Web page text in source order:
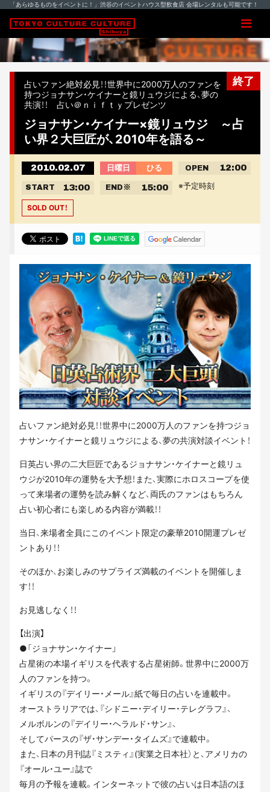
「あらゆるものをイベントに！」渋谷のイベントハウス型飲食店 会場レンタルも可能です！
終了
占いファン絶対必見！！世界中に2000万人のファンを
持つジョナサン・ケイナーと鏡リュウジによる、夢の
共演！！ 占い＠ｎｉｆｔｙプレゼンツ
ジョナサン・ケイナー×鏡リュウジ ～占
い界２大巨匠が、2010年を語る～
2010.02.07 日曜日 ひる OPEN 12:00
START 13:00 END ※ 15:00 ※予定時刻
SOLD OUT！
占いファン絶対必見！！世界中に2000万人のファンを持つジョ
ナサン・ケイナーと鏡リュウジによる、夢の共演対談イベント！
日英占い界の二大巨匠であるジョナサン・ケイナーと鏡リュ
ウジが2010年の運勢を大予想！また、実際にホロスコープを使
って来場者の運勢を読み解くなど、両氏のファンはもちろん
占い初心者にも楽しめる内容が満載！！
当日、来場者全員にこのイベント限定の豪華2010開運プレゼ
ントあり！！
そのほか、お楽しみのサプライズ満載のイベントを開催しま
す！！
お見逃しなく！！
【出演】
●「ジョナサン・ケイナー」
占星術の本場イギリスを代表する占星術師。世界中に2000万
人のファンを持つ。
イギリスの『デイリー・メール』紙で毎日の占いを連載中。
オーストラリアでは、『シドニー・デイリー・テレグラフ』、
メルボルンの『デイリー・ヘラルド・サン』、
そしてパースの『ザ・サンデー・タイムズ』で連載中。
また、日本の月刊誌『ミスティ』(実業之日本社）と、アメリカの
『オール・ユー』誌で
毎月の予報を連載。インターネットで彼の占いは日本語のほ